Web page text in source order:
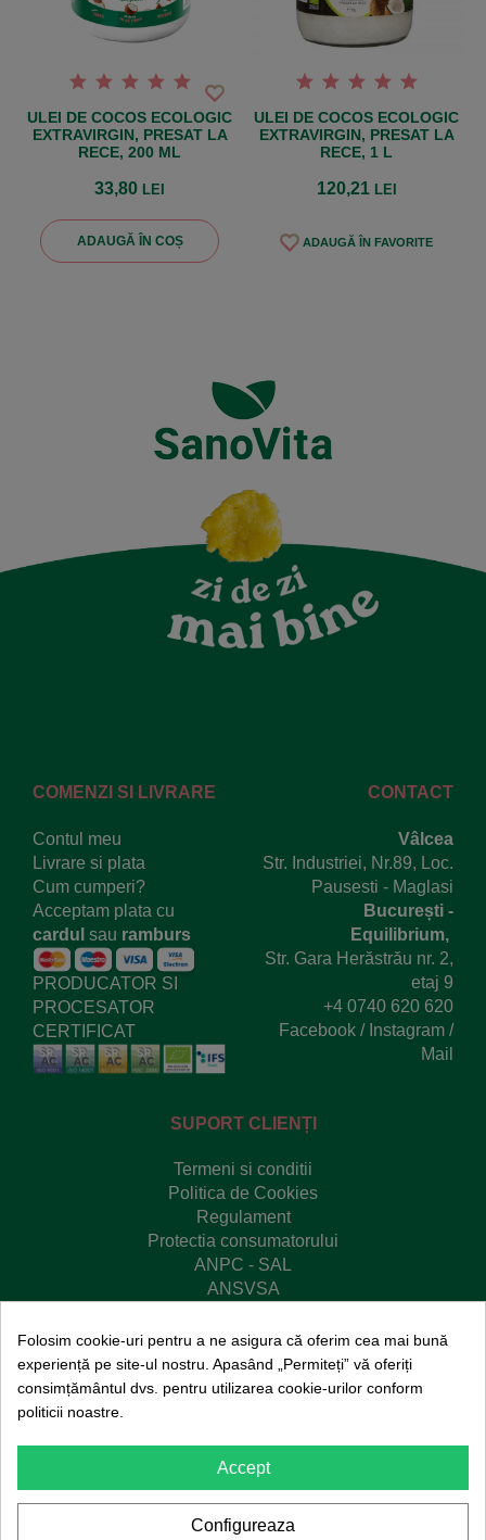
ULEI DE COCOS ECOLOGIC
EXTRAVIRGIN, PRESAT LA
RECE, 200 ML
33,80 LEI
ADAUGĂ ÎN COȘ
ULEI DE COCOS ECOLOGIC
EXTRAVIRGIN, PRESAT LA
RECE, 1 L
120,21 LEI
ADAUGĂ ÎN FAVORITE
COMENZI SI LIVRARE
Contul meu
Livrare si plata
Cum cumperi?
Acceptam plata cu
cardul sau ramburs
PRODUCATOR SI
PROCESATOR
CERTIFICAT
CONTACT
Vâlcea
Str. Industriei, Nr.89, Loc.
Pausesti - Maglasi
București -
Equilibrium,
Str. Gara Herăstrău nr. 2,
etaj 9
+4 0740 620 620
Facebook / Instagram /
Mail
SUPORT CLIENȚI
Termeni si conditii
Politica de Cookies
Regulament
Protectia consumatorului
ANPC - SAL
ANSVSA
Redu risipa
© Copyright 2020SanoVita. Toate drepturile
Toate prețurile afișate pe site sunt exprimate
înLEIși includTVA(Taxa pe valoarea adăugată)
Dezvoltat de WEBLIR
Folosim cookie-uri pentru a ne asigura că oferim cea mai bună
experiență pe site-ul nostru. Apasând „Permiteți” vă oferiți
consimțământul dvs. pentru utilizarea cookie-urilor conform
politicii noastre.
Accept
Configureaza